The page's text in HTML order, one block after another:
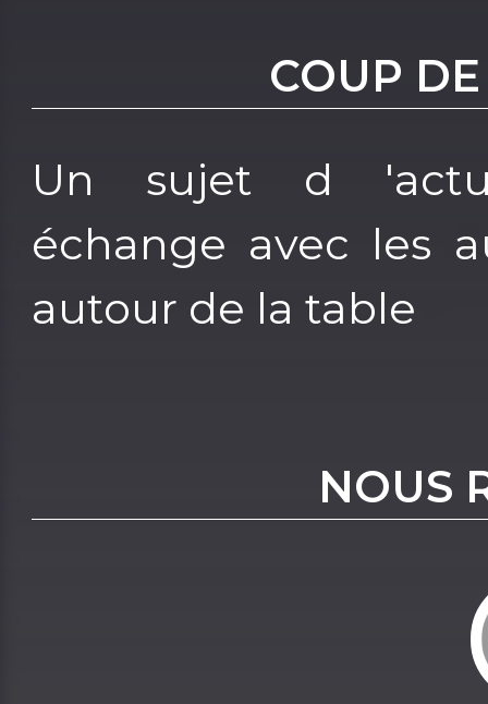
COUP
Un sujet d
échange avec les
autour de la table
NOUS